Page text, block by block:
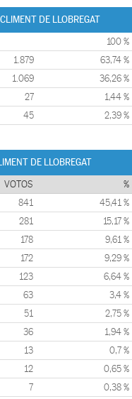
DE LLOBREGAT
100 %
1.879 63,74 %
1.069 36,26 %
27 1,44 %
45 2,39 %
DE LLOBREGAT
VOTOS %
841 45,41 %
281 15,17 %
178 9,61 %
172 9,29 %
123 6,64 %
63 3,4 %
51 2,75 %
36 1,94 %
13 0,7 %
12 0,65 %
7 0,38 %